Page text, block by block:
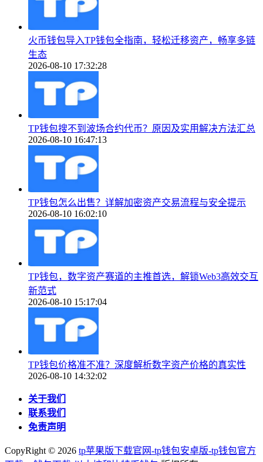
火币钱包导入TP钱包全指南，轻松迁移资产，畅享多链
生态
2026-08-10 17:32:28
TP钱包搜不到波场合约代币？原因及实用解决方法汇总
2026-08-10 16:47:13
TP钱包怎么出售？详解加密资产交易流程与安全提示
2026-08-10 16:02:10
TP钱包，数字资产赛道的主推首选，解锁Web3高效交互
新范式
2026-08-10 15:17:04
TP钱包价格准不准？深度解析数字资产价格的真实性
2026-08-10 14:32:02
关于我们
联系我们
免责声明
CopyRight © 2026 tp苹果版下载官网-tp钱包安卓版-tp钱包官方